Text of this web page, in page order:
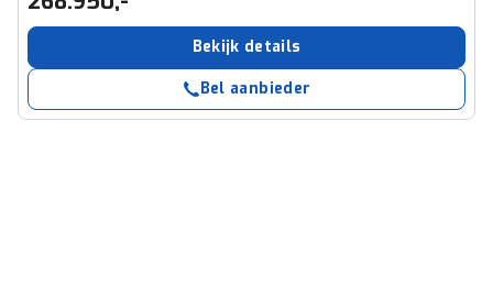
Bekijk details
Bel aanbieder